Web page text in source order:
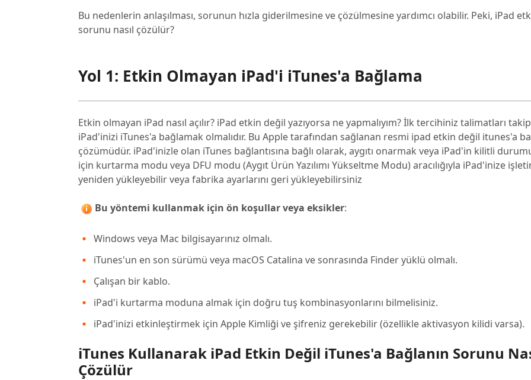
Bu nedenlerin anlaşılması, sorunun hızla giderilmesine ve çözülmesine yardımcı olabilir. Peki, iPad
sorunu nasıl çözülür?
Yol 1: Etkin Olmayan iPad'i iTunes'a Bağlama
Etkin olmayan iPad nasıl açılır? iPad etkin değil yazıyorsa ne yapmalıyım? İlk tercihiniz talimatları
iPad'inizi iTunes'a bağlamak olmalıdır. Bu Apple tarafından sağlanan resmi ipad etkin değil itunes'a
çözümüdür. iPad'inizle olan iTunes bağlantısına bağlı olarak, aygıtı onarmak veya iPad'in kilitli
için kurtarma modu veya DFU modu (Aygıt Ürün Yazılımı Yükseltme Modu) aracılığıyla iPad'inize
yeniden yükleyebilir veya fabrika ayarlarını geri yükleyebilirsiniz
Bu yöntemi kullanmak için ön koşullar veya eksikler:
Windows veya Mac bilgisayarınız olmalı.
iTunes'un en son sürümü veya macOS Catalina ve sonrasında Finder yüklü olmalı.
Çalışan bir kablo.
iPad'i kurtarma moduna almak için doğru tuş kombinasyonlarını bilmelisiniz.
iPad'inizi etkinleştirmek için Apple Kimliği ve şifreniz gerekebilir (özellikle aktivasyon kilidi varsa).
iTunes Kullanarak iPad Etkin Değil iTunes'a Bağlanın Sorunu
Çözülür